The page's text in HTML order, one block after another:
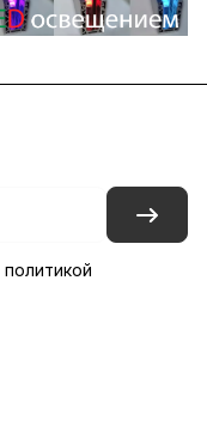
политикой